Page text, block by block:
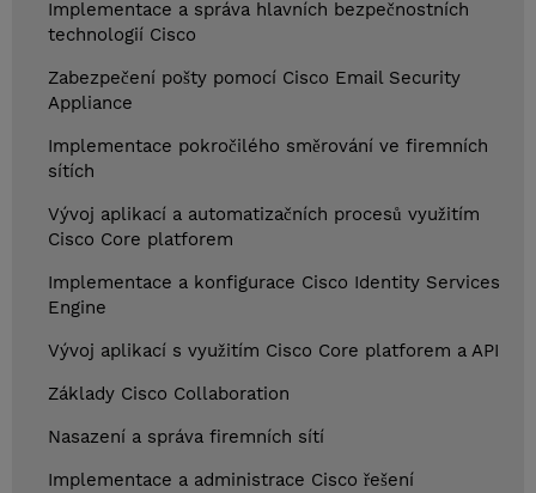
Implementace a správa hlavních bezpečnostních
technologií Cisco
Zabezpečení pošty pomocí Cisco Email Security
Appliance
Implementace pokročilého směrování ve firemních
sítích
Vývoj aplikací a automatizačních procesů využitím
Cisco Core platforem
Implementace a konfigurace Cisco Identity Services
Engine
Vývoj aplikací s využitím Cisco Core platforem a API
Základy Cisco Collaboration
Nasazení a správa firemních sítí
Implementace a administrace Cisco řešení